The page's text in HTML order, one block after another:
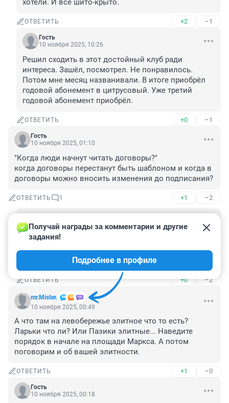
хотели. И всё шито-крыто.
ОТВЕТИТЬ +2 –1
Гость
10 ноября 2025, 10:26
Решил сходить в этот достойный клуб ради
интереса. Зашёл, посмотрел. Не понравилось.
Потом мне месяц названивали. В итоге приобрёл
годовой абонемент в цитрусовый. Уже третий
годовой абонемент приобрёл.
ОТВЕТИТЬ +0 –1
Гость
10 ноября 2025, 01:10
"Когда люди начнут читать договоры?"
когда договоры перестанут быть шаблоном и когда в
договоры можно вносить изменения до подписания?
ОТВЕТИТЬ 1 +1 –2
10 ноября 2025, 09:09
Всегда было можно отказаться от услуги и внести
свои изменения, но вы согласитесь на 100500
согласований договора после этого?
ОТВЕТИТЬ +0 –2
mr.Mister.
Получай награды за комментарии и другие
задания!
Подробнее в профиле
10 ноября 2025, 00:49
А что там на левобережье элитное что то есть?
Ларьки что ли? Или Пазики элитные... Наведите
порядок в начале на площади Маркса. А потом
поговорим и об вашей элитности.
ОТВЕТИТЬ +1 –0
Гость
10 ноября 2025, 00:18